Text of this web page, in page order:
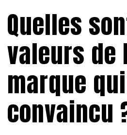
Quelles
valeurs de
marque
convaincu